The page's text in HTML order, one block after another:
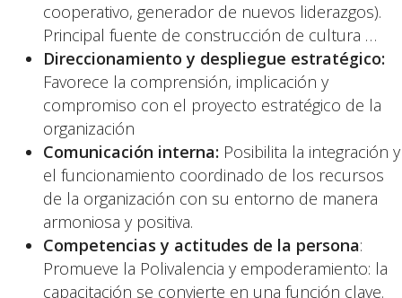
cooperativo, generador de nuevos liderazgos).
Principal fuente de construcción de cultura …
Direccionamiento y despliegue estratégico:
Favorece la comprensión, implicación y
compromiso con el proyecto estratégico de la
organización
Comunicación interna: Posibilita la integración y
el funcionamiento coordinado de los recursos
de la organización con su entorno de manera
armoniosa y positiva.
Competencias y actitudes de la persona:
Promueve la Polivalencia y empoderamiento: la
capacitación se convierte en una función clave.